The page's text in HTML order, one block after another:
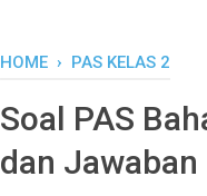
HOME › PAS KELAS 2
Soal PAS
dan Jawaban